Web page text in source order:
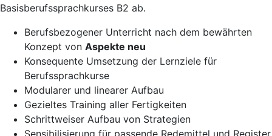
Basisberufssprachkurses B2 ab.
Berufsbezogener Unterricht nach dem bewährten
Konzept von Aspekte neu
Konsequente Umsetzung der Lernziele für
Berufssprachkurse
Modularer und linearer Aufbau
Gezieltes Training aller Fertigkeiten
Schrittweiser Aufbau von Strategien
Sensibilisierung für passende Redemittel und Register